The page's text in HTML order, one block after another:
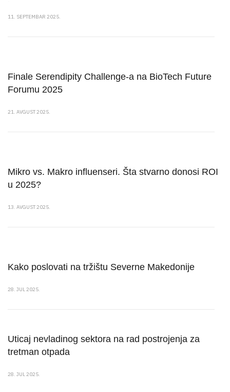
11. SEPTEMBAR 2025.
Finale Serendipity Challenge-a na BioTech Future
Forumu 2025
21. AVGUST 2025.
Mikro vs. Makro influenseri. Šta stvarno donosi ROI
u 2025?
13. AVGUST 2025.
Kako poslovati na tržištu Severne Makedonije
28. JUL 2025.
Uticaj nevladinog sektora na rad postrojenja za
tretman otpada
28. JUL 2025.